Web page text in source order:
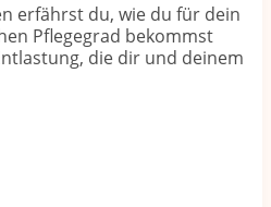
erfährst du, wie du für dein
Pflegegrad bekommst
die dir und deinem